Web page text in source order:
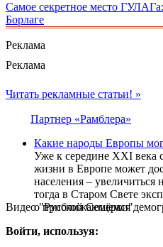
Самое секретное место
Борлаге
Реклама
Реклама
Видео "Русской Семёрки"
Читать рекламные статьи! »
Партнер «Рамблера»
Какие народы Европы
Уже к середине XXI века
жизни в Европе может
населения –
тогда в Старом Свете
о приближающемся
Войти, используя: